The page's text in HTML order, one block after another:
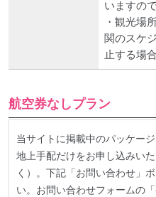
いますの
・観光場
関のスケ
止する場
航空券なしプラン
当サイトに掲載中のパッケー
地上手配だけをお申し込みい
く）。下記「お問い合わせ」
い。お問い合わせフォームの